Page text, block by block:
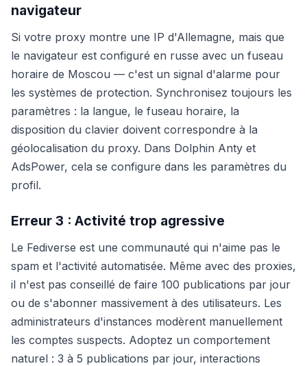
navigateur
Si votre proxy montre une IP d'Allemagne, mais que
le navigateur est configuré en russe avec un fuseau
horaire de Moscou — c'est un signal d'alarme pour
les systèmes de protection. Synchronisez toujours les
paramètres : la langue, le fuseau horaire, la
disposition du clavier doivent correspondre à la
géolocalisation du proxy. Dans Dolphin Anty et
AdsPower, cela se configure dans les paramètres du
profil.
Erreur 3 : Activité trop agressive
Le Fediverse est une communauté qui n'aime pas le
spam et l'activité automatisée. Même avec des proxies,
il n'est pas conseillé de faire 100 publications par jour
ou de s'abonner massivement à des utilisateurs. Les
administrateurs d'instances modèrent manuellement
les comptes suspects. Adoptez un comportement
naturel : 3 à 5 publications par jour, interactions